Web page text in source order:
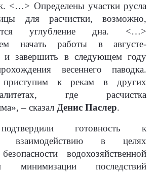
<…> Определены участки русла
для расчистки, возможно,
углубление дна. <…>
начать работы в августе-
и завершить в следующем году
весеннего паводка.
приступим к рекам в других
где расчистка
– сказал Денис Паслер.
готовность к
взаимодействию в целях
водохозяйственной
последствий